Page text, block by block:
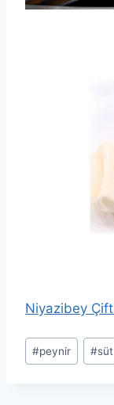
Niyazibey
Post
Tags:
#peynir #süt